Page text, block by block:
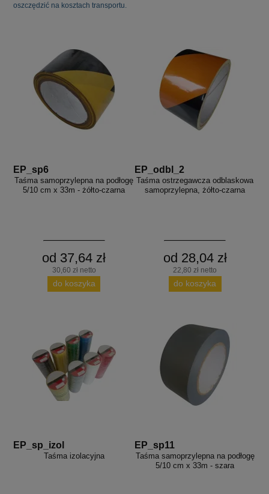
oszczędzić na kosztach transportu.
EP_sp6
Taśma samoprzylepna na podłogę
5/10 cm x 33m - żółto-czarna
od 37,64 zł
30,60 zł netto
do koszyka
EP_odbl_2
Taśma ostrzegawcza odblaskowa
samoprzylepna, żółto-czarna
od 28,04 zł
22,80 zł netto
do koszyka
EP_sp_izol
Taśma izolacyjna
EP_sp11
Taśma samoprzylepna na podłogę
5/10 cm x 33m - szara